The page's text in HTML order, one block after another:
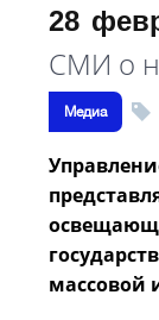
28
СМИ о
Медиа
массовой